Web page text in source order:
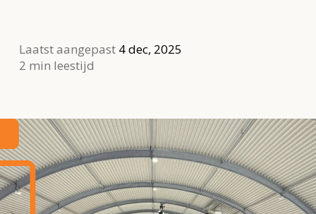
Laatst aangepast 4 dec, 2025
2 min leestijd